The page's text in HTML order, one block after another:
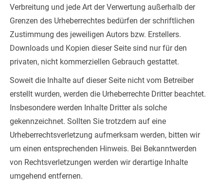
Verbreitung und jede Art der Verwertung außerhalb der
Grenzen des Urheberrechtes bedürfen der schriftlichen
Zustimmung des jeweiligen Autors bzw. Erstellers.
Downloads und Kopien dieser Seite sind nur für den
privaten, nicht kommerziellen Gebrauch gestattet.
Soweit die Inhalte auf dieser Seite nicht vom Betreiber
erstellt wurden, werden die Urheberrechte Dritter beachtet.
Insbesondere werden Inhalte Dritter als solche
gekennzeichnet. Sollten Sie trotzdem auf eine
Urheberrechtsverletzung aufmerksam werden, bitten wir
um einen entsprechenden Hinweis. Bei Bekanntwerden
von Rechtsverletzungen werden wir derartige Inhalte
umgehend entfernen.